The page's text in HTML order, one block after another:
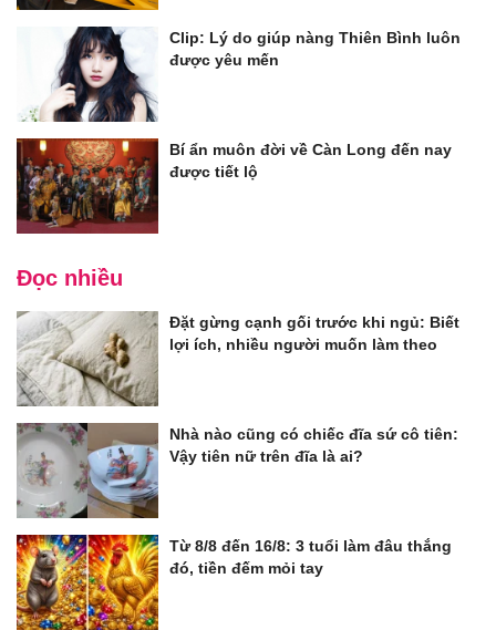
Clip: Lý do giúp nàng Thiên Bình luôn
được yêu mến
Bí ẩn muôn đời về Càn Long đến nay
được tiết lộ
Đọc nhiều
Đặt gừng cạnh gối trước khi ngủ: Biết
lợi ích, nhiều người muốn làm theo
Nhà nào cũng có chiếc đĩa sứ cô tiên:
Vậy tiên nữ trên đĩa là ai?
Từ 8/8 đến 16/8: 3 tuổi làm đâu thắng
đó, tiền đếm mỏi tay